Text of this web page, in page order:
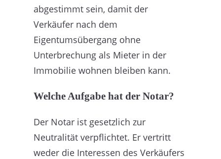
abgestimmt sein, damit der
Verkäufer nach dem
Eigentumsübergang ohne
Unterbrechung als Mieter in der
Immobilie wohnen bleiben kann.
Welche Aufgabe hat der Notar?
Der Notar ist gesetzlich zur
Neutralität verpflichtet. Er vertritt
weder die Interessen des Verkäufers